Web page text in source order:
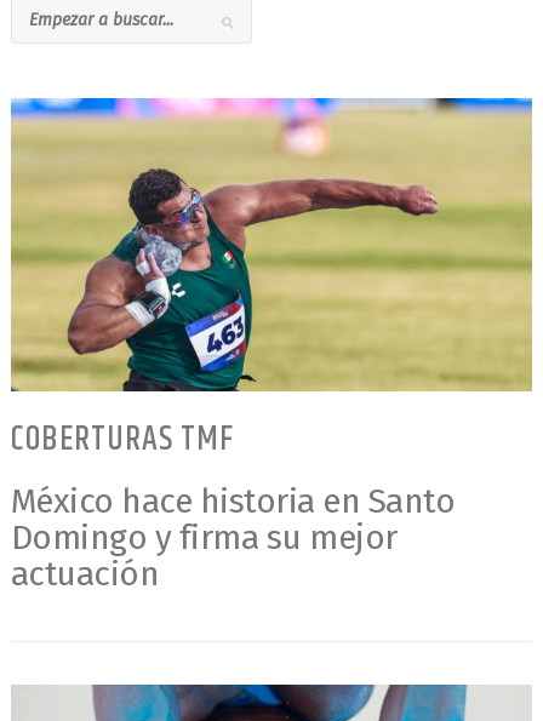
COBERTURAS TMF
México hace historia en Santo
Domingo y firma su mejor
actuación